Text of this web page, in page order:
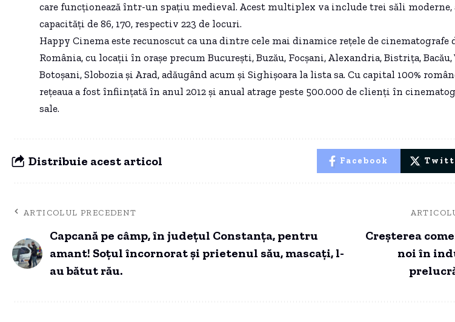
care funcționează într-un spațiu medieval. Acest multiplex va include trei săli moderne,
capacități de 86, 170, respectiv 223 de locuri.
Happy Cinema este recunoscut ca una dintre cele mai dinamice rețele de cinematografe
România, cu locații în orașe precum București, Buzău, Focșani, Alexandria, Bistrița, Bacău,
Botoșani, Slobozia și Arad, adăugând acum și Sighișoara la lista sa. Cu capital 100%
rețeaua a fost înființată în anul 2012 și anual atrage peste 500.000 de clienți în
sale.
Distribuie acest articol Facebook
ARTICOLUL PRECEDENT
Capcană pe câmp, în județul Constanța, pentru
amant! Soțul încornorat și prietenul său, mascați, l-
au bătut rău.
Creșterea
noi în